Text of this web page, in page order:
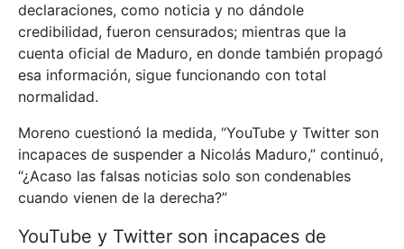
declaraciones, como noticia y no dándole
credibilidad, fueron censurados; mientras que la
cuenta oficial de Maduro, en donde también propagó
esa información, sigue funcionando con total
normalidad.
Moreno cuestionó la medida, “YouTube y Twitter son
incapaces de suspender a Nicolás Maduro,” continuó,
“¿Acaso las falsas noticias solo son condenables
cuando vienen de la derecha?”
YouTube y Twitter son incapaces de